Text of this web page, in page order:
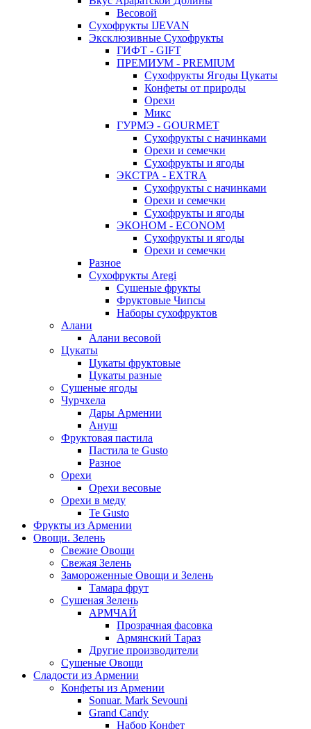
Весовой
Сухофрукты IJEVAN
Эксклюзивные Сухофрукты
ГИФТ - GIFT
ПРЕМИУМ - PREMIUM
Сухофрукты Ягоды Цукаты
Конфеты от природы
Орехи
Микс
ГУРМЭ - GOURMET
Сухофрукты с начинками
Орехи и семечки
Сухофрукты и ягоды
ЭКСТРА - EXTRA
Сухофрукты с начинками
Орехи и семечки
Сухофрукты и ягоды
ЭКОНОМ - ECONOM
Сухофрукты и ягоды
Орехи и семечки
Разное
Сухофрукты Aregi
Сушеные фрукты
Фруктовые Чипсы
Наборы сухофруктов
Алани
Алани весовой
Цукаты
Цукаты фруктовые
Цукаты разные
Сушеные ягоды
Чурчхела
Дары Армении
Ануш
Фруктовая пастила
Пастила te Gusto
Разное
Орехи
Орехи весовые
Орехи в меду
Te Gusto
Фрукты из Армении
Овощи. Зелень
Свежие Овощи
Свежая Зелень
Замороженные Овощи и Зелень
Тамара фрут
Сушеная Зелень
АРМЧАЙ
Прозрачная фасовка
Армянский Тараз
Другие производители
Сушеные Овощи
Сладости из Армении
Конфеты из Армении
Sonuar. Mark Sevouni
Grand Candy
Набор Конфет